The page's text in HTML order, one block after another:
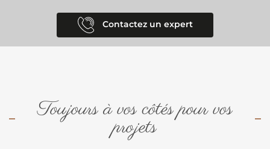
Contactez un expert
Toujours à vos côtés pour vos
projets